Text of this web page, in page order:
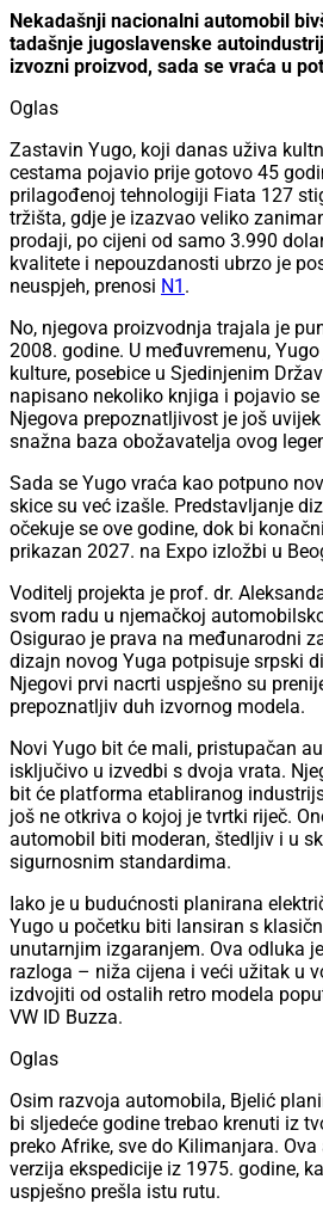
Nekadašnji nacionalni automobil
tadašnje jugoslavenske
izvozni proizvod, sada se vraća u
Oglas
Zastavin Yugo, koji danas uživa
cestama pojavio prije gotovo 45
prilagođenoj tehnologiji Fiata 127
tržišta, gdje je izazvao veliko
prodaji, po cijeni od samo 3.990
kvalitete i nepouzdanosti ubrzo je
neuspjeh, prenosi N1 .
No, njegova proizvodnja trajala je
2008. godine. U međuvremenu,
kulture, posebice u Sjedinjenim
napisano nekoliko knjiga i pojavio
Njegova prepoznatljivost je još
snažna baza obožavatelja ovog
Sada se Yugo vraća kao potpuno
skice su već izašle. Predstavljanje
očekuje se ove godine, dok bi
prikazan 2027. na Expo izložbi u
Voditelj projekta je prof. dr.
svom radu u njemačkoj
Osigurao je prava na međunarodni
dizajn novog Yuga potpisuje srpski
Njegovi prvi nacrti uspješno su
prepoznatljiv duh izvornog modela.
Novi Yugo bit će mali, pristupačan
isključivo u izvedbi s dvoja vrata.
bit će platforma etabliranog
još ne otkriva o kojoj je tvrtki riječ.
automobil biti moderan, štedljiv i u
sigurnosnim standardima.
Iako je u budućnosti planirana
Yugo u početku biti lansiran s
unutarnjim izgaranjem. Ova odluka
razloga – niža cijena i veći užitak u
izdvojiti od ostalih retro modela
VW ID Buzza.
Oglas
Osim razvoja automobila, Bjelić
bi sljedeće godine trebao krenuti iz
preko Afrike, sve do Kilimanjara.
verzija ekspedicije iz 1975. godine,
uspješno prešla istu rutu.